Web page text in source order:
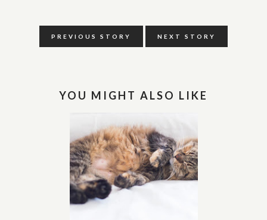
PREVIOUS STORY NEXT STORY
YOU MIGHT ALSO LIKE